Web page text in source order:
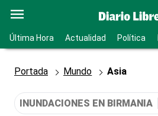
Última Hora Actualidad Política
Portada Mundo Asia
INUNDACIONES EN BIRMANIA